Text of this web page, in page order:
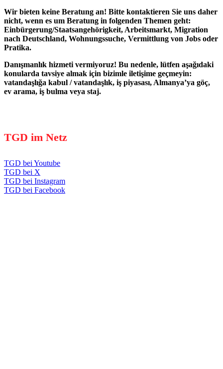
Wir bieten keine Beratung an! Bitte kontaktieren Sie uns daher
nicht, wenn es um Beratung in folgenden Themen geht:
Einbürgerung/Staatsangehörigkeit, Arbeitsmarkt, Migration
nach Deutschland, Wohnungssuche, Vermittlung von Jobs oder
Pratika.
Danışmanlık hizmeti vermiyoruz! Bu nedenle, lütfen aşağıdaki
konularda tavsiye almak için bizimle iletişime geçmeyin:
vatandaşlığa kabul / vatandaşlık, iş piyasası, Almanya’ya göç,
ev arama, iş bulma veya staj.
TGD im Netz
TGD bei Youtube
TGD bei X
TGD bei Instagram
TGD bei Facebook